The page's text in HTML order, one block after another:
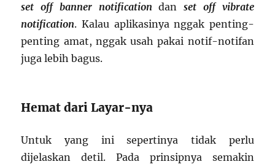
set off banner notificationdanset off vibrate
notification. Kalau aplikasinya nggak penting-
penting amat, nggak usah pakai notif-notifan
juga lebih bagus.
Hemat dari Layar-nya
Untuk yang ini sepertinya tidak perlu
dijelaskan detil. Pada prinsipnya semakin